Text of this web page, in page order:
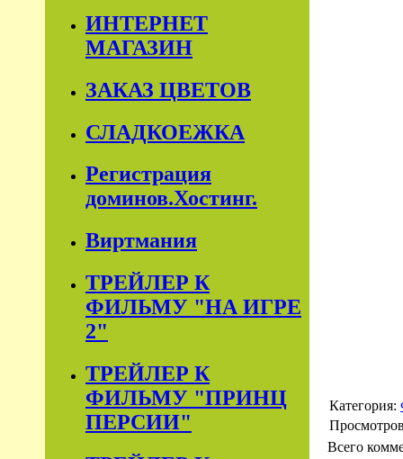
ИНТЕРНЕТ
МАГАЗИН
ЗАКАЗ ЦВЕТОВ
СЛАДКОЕЖКА
Регистрация
доминов.Хостинг.
Виртмания
ТРЕЙЛЕР К
ФИЛЬМУ "НА ИГРЕ
2"
ТРЕЙЛЕР К
ФИЛЬМУ "ПРИНЦ
ПЕРСИИ"
Категория:
Всего